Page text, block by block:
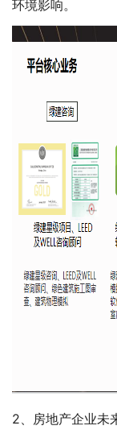
环境影响。
2、房地产企业未